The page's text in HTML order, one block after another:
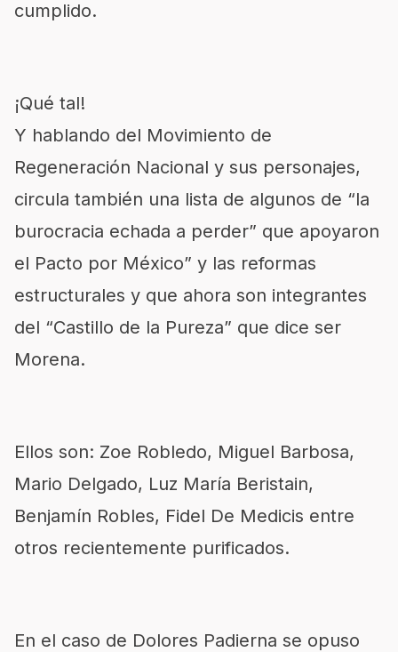
cumplido.
¡Qué tal!
Y hablando del Movimiento de
Regeneración Nacional y sus personajes,
circula también una lista de algunos de “la
burocracia echada a perder” que apoyaron
el Pacto por México” y las reformas
estructurales y que ahora son integrantes
del “Castillo de la Pureza” que dice ser
Morena.
Ellos son: Zoe Robledo, Miguel Barbosa,
Mario Delgado, Luz María Beristain,
Benjamín Robles, Fidel De Medicis entre
otros recientemente purificados.
En el caso de Dolores Padierna se opuso